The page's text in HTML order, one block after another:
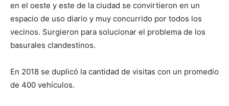
en el oeste y este de la ciudad se convirtieron en un
espacio de uso diario y muy concurrido por todos los
vecinos. Surgieron para solucionar el problema de los
basurales clandestinos.
En 2018 se duplicó la cantidad de visitas con un promedio
de 400 vehículos.